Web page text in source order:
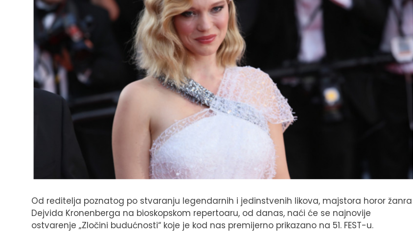
Od reditelja poznatog po stvaranju legendarnih i jedinstvenih likova, majstora horor žanra
Dejvida Kronenberga na bioskopskom repertoaru, od danas, naći će se najnovije
ostvarenje „Zločini budućnosti“ koje je kod nas premijerno prikazano na 51. FEST-u.